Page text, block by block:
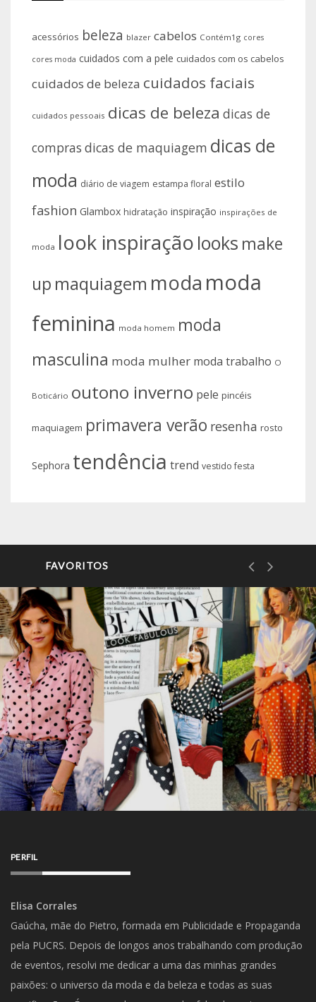
acessórios beleza blazer cabelos Contém1g cores
cores moda cuidados com a pele cuidados com os cabelos
cuidados de beleza cuidados faciais
cuidados pessoais dicas de beleza dicas de
compras dicas de maquiagem dicas de
moda diário de viagem estampa floral estilo
fashion Glambox hidratação inspiração inspirações de
moda look inspiração looks make
up maquiagem moda moda
feminina moda homem moda
masculina moda mulher moda trabalho O
Boticário outono inverno pele pincéis
maquiagem primavera verão resenha rosto
Sephora tendência trend vestido festa
FAVORITOS
PERFIL
Elisa Corrales
Gaúcha, mãe do Pietro, formada em Publicidade e Propaganda
pela PUCRS. Depois de longos anos trabalhando com produção
de eventos, resolvi me dedicar a uma das minhas grandes
paixões: o universo da moda e da beleza e todas as suas